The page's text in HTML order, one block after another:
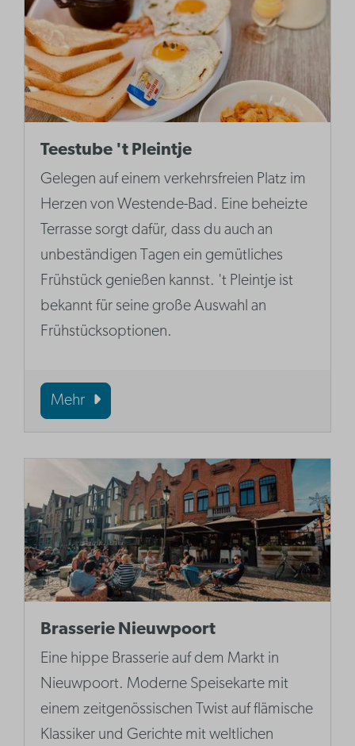
Teestube 't Pleintje
Gelegen auf einem verkehrsfreien Platz im
Herzen von Westende-Bad. Eine beheizte
Terrasse sorgt dafür, dass du auch an
unbeständigen Tagen ein gemütliches
Frühstück genießen kannst. 't Pleintje ist
bekannt für seine große Auswahl an
Frühstücksoptionen.
Mehr
Brasserie Nieuwpoort
Eine hippe Brasserie auf dem Markt in
Nieuwpoort. Moderne Speisekarte mit
einem zeitgenössischen Twist auf flämische
Klassiker und Gerichte mit weltlichen